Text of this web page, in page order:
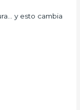
y esto cambia